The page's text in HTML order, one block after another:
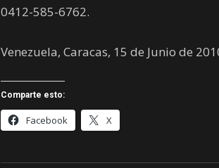
0412-585-6762.
Venezuela, Caracas, 15 de Junio de
Comparte esto:
Facebook X